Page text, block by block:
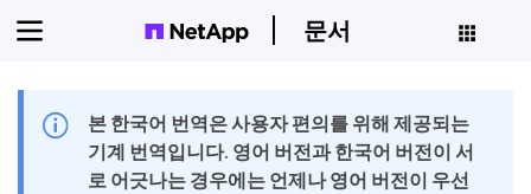
문서
본 한국어 번역은 사용자 편의를 위해 제공되는
기계 번역입니다. 영어 버전과 한국어 버전이 서
로 어긋나는 경우에는 언제나 영어 버전이 우선